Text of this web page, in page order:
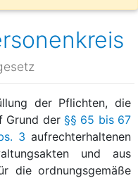
der Pflichten, die
Grund der §§ 65 bis 67
3 aufrechterhaltenen
und aus
die ordnungsgemäße